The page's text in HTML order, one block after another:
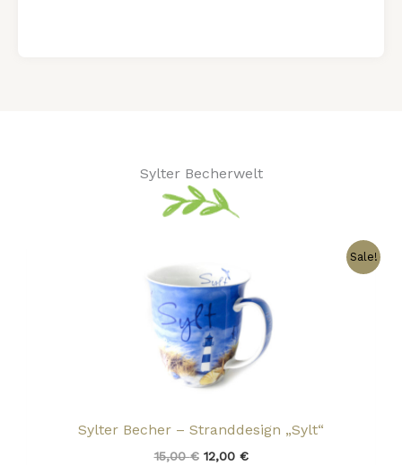
Sylter Becherwelt
Sale!
Sylter Becher – Stranddesign „Sylt“
15,00€
Preis
war:
15,00 €
12,00 €
ist:
12,00 €.